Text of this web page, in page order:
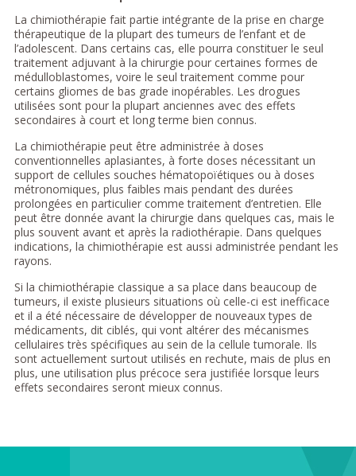
La chimiothérapie fait partie intégrante de la prise en charge
thérapeutique de la plupart des tumeurs de l’enfant et de
l’adolescent. Dans certains cas, elle pourra constituer le seul
traitement adjuvant à la chirurgie pour certaines formes de
médulloblastomes, voire le seul traitement comme pour
certains gliomes de bas grade inopérables. Les drogues
utilisées sont pour la plupart anciennes avec des effets
secondaires à court et long terme bien connus.
La chimiothérapie peut être administrée à doses
conventionnelles aplasiantes, à forte doses nécessitant un
support de cellules souches hématopoïétiques ou à doses
métronomiques, plus faibles mais pendant des durées
prolongées en particulier comme traitement d’entretien. Elle
peut être donnée avant la chirurgie dans quelques cas, mais le
plus souvent avant et après la radiothérapie. Dans quelques
indications, la chimiothérapie est aussi administrée pendant les
rayons.
Si la chimiothérapie classique a sa place dans beaucoup de
tumeurs, il existe plusieurs situations où celle-ci est inefficace
et il a été nécessaire de développer de nouveaux types de
médicaments, dit ciblés, qui vont altérer des mécanismes
cellulaires très spécifiques au sein de la cellule tumorale. Ils
sont actuellement surtout utilisés en rechute, mais de plus en
plus, une utilisation plus précoce sera justifiée lorsque leurs
effets secondaires seront mieux connus.